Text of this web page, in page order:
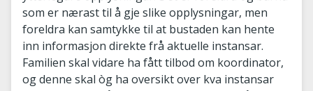
som er nærast til å gje slike opplysningar, men
foreldra kan samtykke til at bustaden kan hente
inn informasjon direkte frå aktuelle instansar.
Familien skal vidare ha fått tilbod om koordinator,
og denne skal òg ha oversikt over kva instansar